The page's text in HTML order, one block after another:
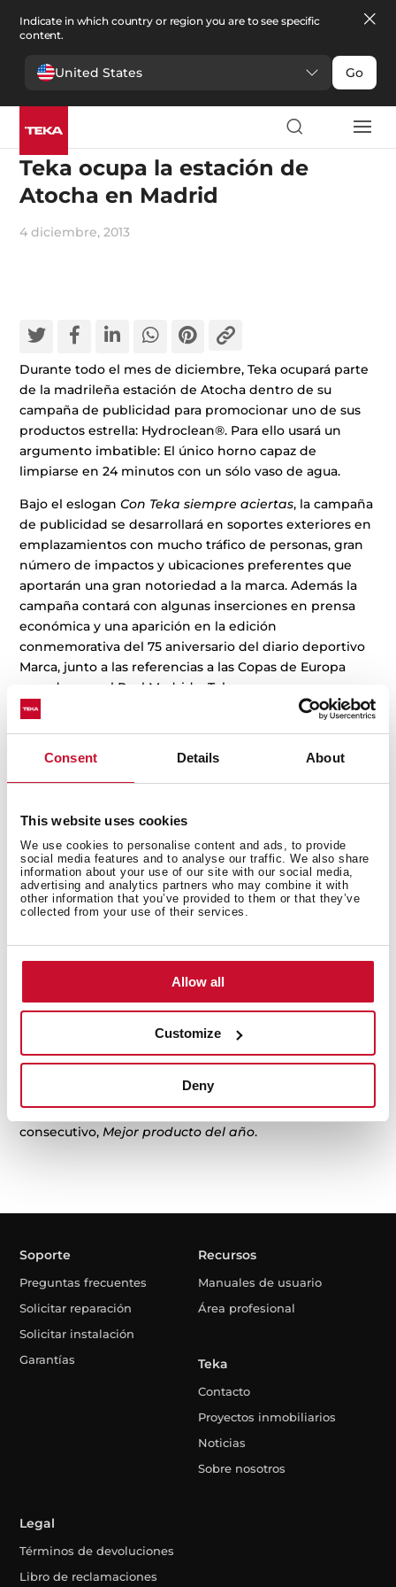
Consent Details About
This website uses cookies
We use cookies to personalise content and ads, to provide
social media features and to analyse our traffic. We also share
information about your use of our site with our social media,
advertising and analytics partners who may combine it with
other information that you’ve provided to them or that they’ve
collected from your use of their services.
Allow all
Customize
Deny
Indicate in which country or region you are to see specific
content.
United States Go
Campañas publicitarias
Teka ocupa la estación de
Atocha en Madrid
4 diciembre, 2013
Durante todo el mes de diciembre, Teka ocupará parte
de la madrileña estación de Atocha dentro de su
campaña de publicidad para promocionar uno de sus
productos estrella: Hydroclean®. Para ello usará un
argumento imbatible: El único horno capaz de
limpiarse en 24 minutos con un sólo vaso de agua.
Bajo el esloganCon Teka siempre aciertas, la campaña
de publicidad se desarrollará en soportes exteriores en
emplazamientos con mucho tráfico de personas, gran
número de impactos y ubicaciones preferentes que
aportarán una gran notoriedad a la marca. Además la
campaña contará con algunas inserciones en prensa
económica y una aparición en la edición
conmemorativa del 75 aniversario del diario deportivo
Marca, junto a las referencias a las Copas de Europa
ganadas por el Real Madrid y Teka.
Los soportes utilizados son monopostes, autobuses y
ciudades españolas. En Madrid, estará presente con
vinilos en la estación de Atocha y Aeropuerto de
céntrica Calle Mayor, junto al Mercado de San Miguel y
la Plaza Mayor.
En Barcelona se cubrirán 9 líneas de autobuses y un
tranvía que atraviesa la Diagonal. En Bilbao se ha
instalado otra lona gigante en la Plaza de Indautxu.
Barcelona. En este caso, la duración de la publicidad se
mejor retorno de la inversión.
El horno Hydroclean® es uno de los productos con
mejor acogida por los clientes. En 2013 ha recibido
varios premios internacionales, los últimos en Malasia y
Portugal, donde ha sido elegido, por segundo año
consecutivo,Mejor producto del año.
Soporte
Preguntas frecuentes
Solicitar reparación
Solicitar instalación
Garantías
Recursos
Manuales de usuario
Área profesional
Teka
Contacto
Proyectos inmobiliarios
Noticias
Sobre nosotros
Legal
Términos de devoluciones
Libro de reclamaciones